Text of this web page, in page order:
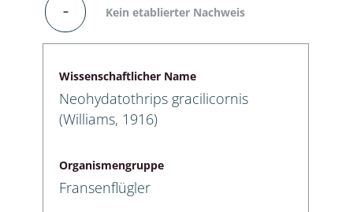
– Kein etablierter Nachweis
Wissenschaftlicher Name
Neohydatothrips gracilicornis
(Williams, 1916)
Organismengruppe
Fransenflügler